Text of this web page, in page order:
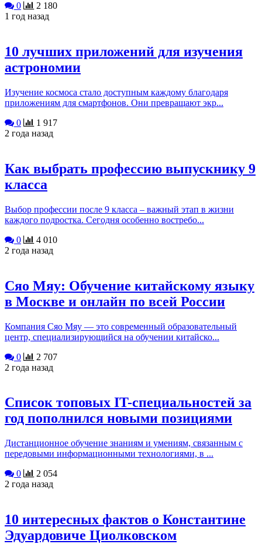
0
2 180
1 год назад
10 лучших приложений для изучения
астрономии
Изучение космоса стало доступным каждому благодаря
приложениям для смартфонов. Они превращают экр...
0
1 917
2 года назад
Как выбрать профессию выпускнику 9
класса
Выбор профессии после 9 класса – важный этап в жизни
каждого подростка. Сегодня особенно востребо...
0
4 010
2 года назад
Сяо Мяу: Обучение китайскому языку
в Москве и онлайн по всей России
Компания Сяо Мяу — это современный образовательный
центр, специализирующийся на обучении китайско...
0
2 707
2 года назад
Список топовых IT-специальностей за
год пополнился новыми позициями
Дистанционное обучение знаниям и умениям, связанным с
передовыми информационными технологиями, в ...
0
2 054
2 года назад
10 интересных фактов о Константине
Эдуардовиче Циолковском